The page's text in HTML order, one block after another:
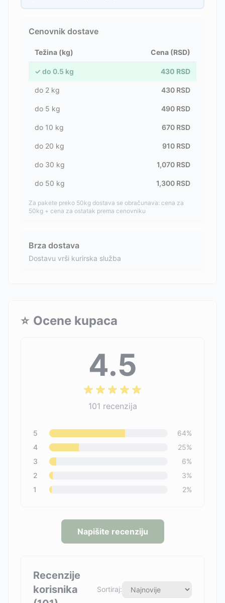
Cenovnik dostave
Težina (kg) Cena (RSD)
✓ do 0.5 kg 430 RSD
do 2 kg 430 RSD
do 5 kg 490 RSD
do 10 kg 670 RSD
do 20 kg 910 RSD
do 30 kg 1,070 RSD
do 50 kg 1,300 RSD
Za pakete preko 50kg dostava se obračunava: cena za
50kg + cena za ostatak prema cenovniku
Brza dostava
Dostavu vrši kurirska služba
⭐ Ocene kupaca
4.5
101 recenzija
5 64%
4
25%
3
6%
2
3%
1
2%
Napišite recenziju
Recenzije
korisnika
Sortiraj: